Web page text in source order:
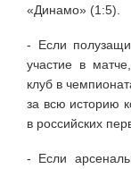
«Динамо» (1:5).
- Если
участие в
клуб в
за всю историю
в российских
- Если